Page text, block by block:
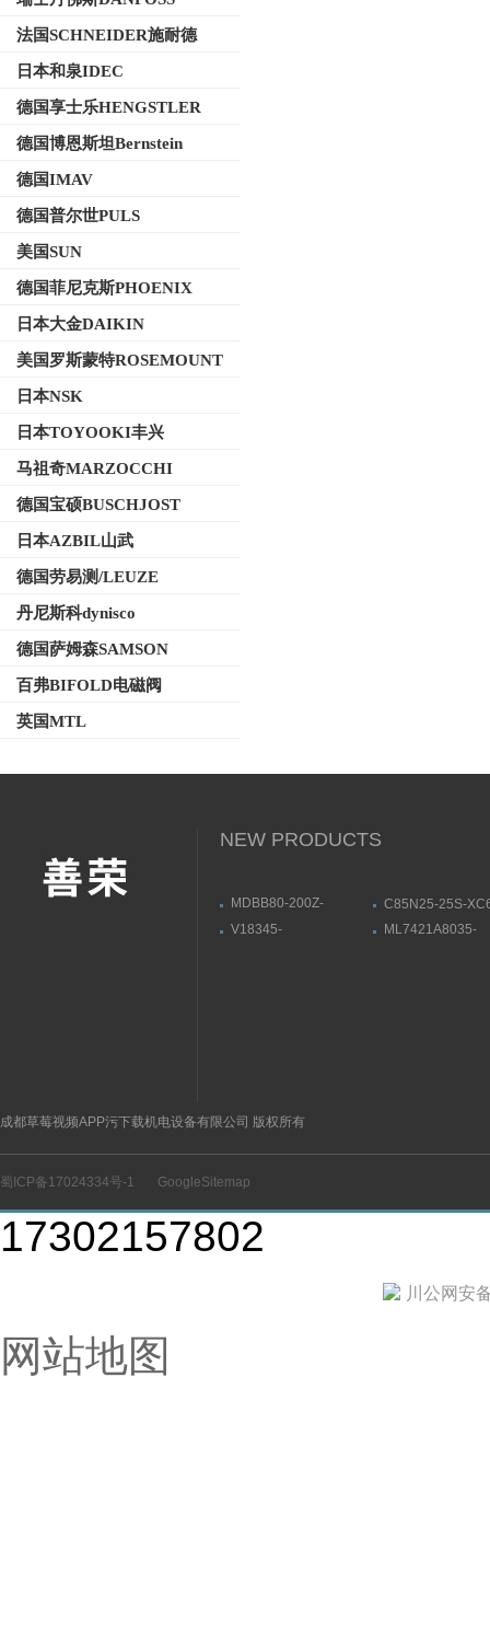
法国SCHNEIDER施耐德
日本和泉IDEC
德国享士乐HENGSTLER
德国博恩斯坦Bernstein
德国IMAV
德国普尔世PULS
美国SUN
德国菲尼克斯PHOENIX
日本大金DAIKIN
美国罗斯蒙特ROSEMOUNT
日本NSK
日本TOYOOKI丰兴
马祖奇MARZOCCHI
德国宝硕BUSCHJOST
日本AZBIL山武
德国劳易测/LEUZE
丹尼斯科dynisco
德国萨姆森SAMSON
百弗BIFOLD电磁阀
英国MTL
NEW PRODUCTS
MDBB80-200Z-
本SMC无杆气缸基本款
C85N25-25S-
本SMC标准气缸
V18345-
ML7421A8035-
成都草莓视频APP污下载机电设备有限公司 版权所有
蜀ICP备17024334号-1 GoogleSitemap
17302157802
川公网安
网站地图